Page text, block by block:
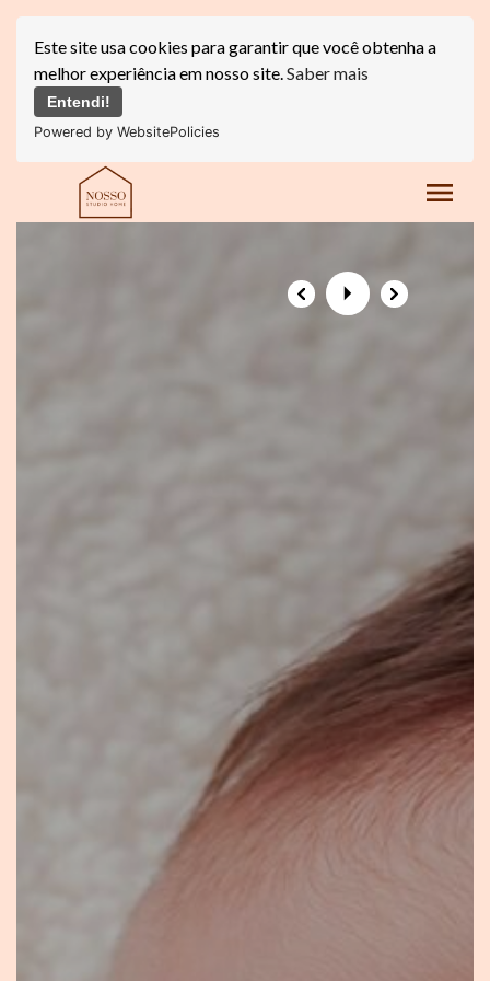
Este site usa cookies para garantir que você obtenha a
melhor experiência em nosso site.Saber mais
Entendi!
Powered by WebsitePolicies
menu